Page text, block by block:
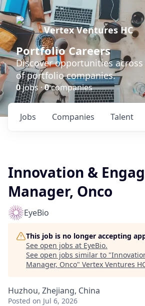
Vertex Ventures HC
Portfolio Careers
Discover opportunities
of portfolio companies.
0jobs ·0companies
Jobs Companies Talent
Innovation &
Manager, Onco
EyeBio
This job is no longer accepting
See open jobs at EyeBio.
See open jobs similar to "
Manager, Onco" Vertex Ventures
Huzhou, Zhejiang, China
Posted on Jul 6, 2026